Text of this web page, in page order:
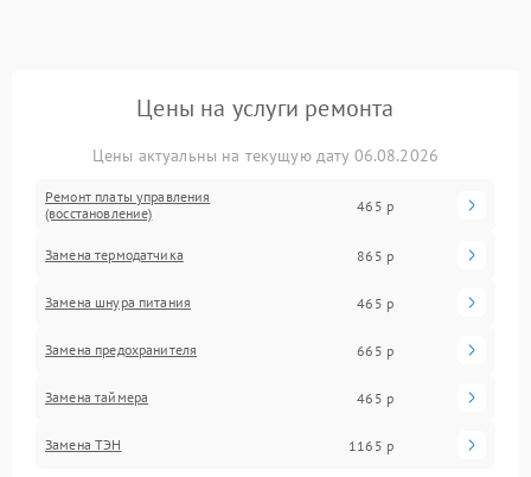
Цены на услуги ремонта
Цены актуальны на текущую дату 06.08.2026
Ремонт платы управления
(восстановление)
465 р
Замена термодатчика 865 р
Замена шнура питания 465 р
Замена предохранителя 665 р
Замена таймера 465 р
Замена ТЭН 1165 р